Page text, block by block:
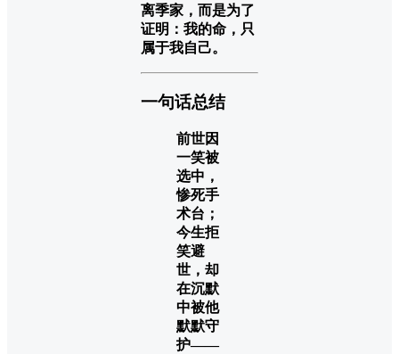
离季家，而是为了
证明：我的命，只
属于我自己。
一句话总结
前世因
一笑被
选中，
惨死手
术台；
今生拒
笑避
世，却
在沉默
中被他
默默守
护——